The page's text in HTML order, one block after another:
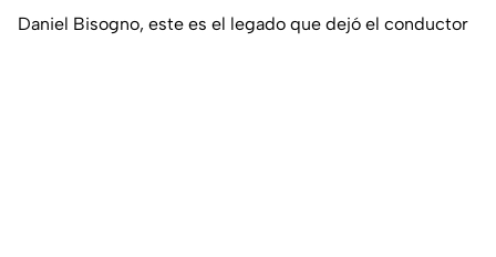
Daniel Bisogno, este es el legado que dejó el conductor